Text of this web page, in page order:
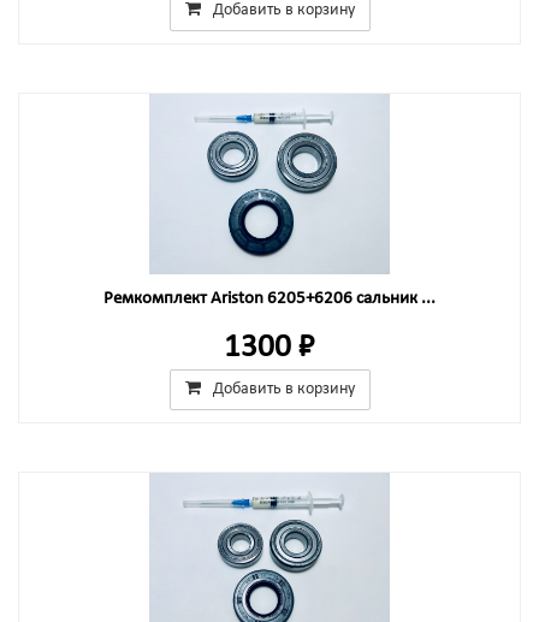
Добавить в корзину
Ремкомплект Ariston 6205+6206 сальник ...
1300 ₽
Добавить в корзину